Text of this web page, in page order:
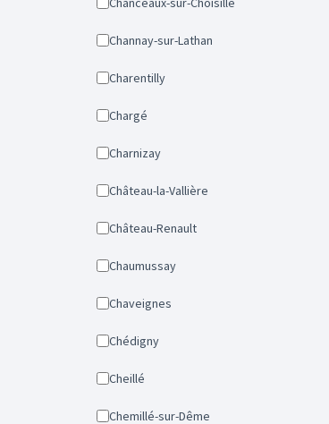
Channay-sur-Lathan
Charentilly
Chargé
Charnizay
Château-la-Vallière
Château-Renault
Chaumussay
Chaveignes
Chédigny
Cheillé
Chemillé-sur-Dême